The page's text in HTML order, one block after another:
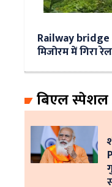
Railway
मिजोरम में गिरा
बिएल स्पेशल